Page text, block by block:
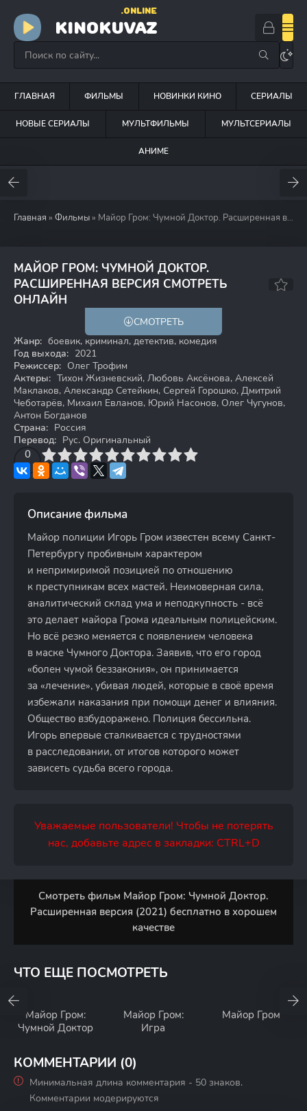
KINOKUVAZ
.ONLINE
ГЛАВНАЯ ФИЛЬМЫ НОВИНКИ КИНО СЕРИАЛЫ
НОВЫЕ СЕРИАЛЫ МУЛЬТФИЛЬМЫ МУЛЬТСЕРИАЛЫ
АНИМЕ
Главная » Фильмы » Майор Гром: Чумной Доктор. Расширенная версия (2021)
МАЙОР ГРОМ: ЧУМНОЙ ДОКТОР.
РАСШИРЕННАЯ ВЕРСИЯ СМОТРЕТЬ
ОНЛАЙН
СМОТРЕТЬ
Жанр: боевик, криминал, детектив, комедия
Год выхода: 2021
Режиссер: Олег Трофим
Актеры: Тихон Жизневский, Любовь Аксёнова, Алексей
Маклаков, Александр Сетейкин, Сергей Горошко, Дмитрий
Чеботарёв, Михаил Евланов, Юрий Насонов, Олег Чугунов,
Антон Богданов
Страна: Россия
Перевод: Рус. Оригинальный
0
4 6 7 8 9 10
Описание фильма
Майор полиции Игорь Гром известен всему Санкт-
Петербургу пробивным характером
и непримиримой позицией по отношению
к преступникам всех мастей. Неимоверная сила,
аналитический склад ума и неподкупность - всё
это делает майора Грома идеальным полицейским.
Но всё резко меняется с появлением человека
в маске Чумного Доктора. Заявив, что его город
«болен чумой беззакония», он принимается
за «лечение», убивая людей, которые в своё время
избежали наказания при помощи денег и влияния.
Общество взбудоражено. Полиция бессильна.
Игорь впервые сталкивается с трудностями
в расследовании, от итогов которого может
зависеть судьба всего города.
Уважаемые пользователи! Чтобы не потерять
нас, добавьте адрес в закладки: CTRL+D
Смотреть фильм Майор Гром: Чумной Доктор.
Расширенная версия (2021) бесплатно в хорошем
качестве
ЧТО ЕЩЕ ПОСМОТРЕТЬ
Майор Гром:
Чумной Доктор
Майор Гром:
Игра
Майор Гром
КОММЕНТАРИИ (0)
Минимальная длина комментария - 50 знаков.
Комментарии модерируются